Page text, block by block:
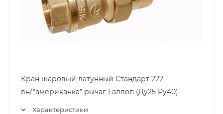
Кран шаровый латунный Стандарт 222
вн/"американка" рычаг Галлоп (Ду25 Ру40)
Характеристики